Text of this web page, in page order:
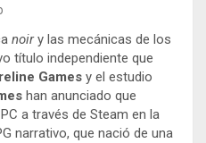
noiry las mecánicas de los
título independiente que
Games y el estudio
han anunciado que
PC a través de Steam en la
narrativo, que nació de una